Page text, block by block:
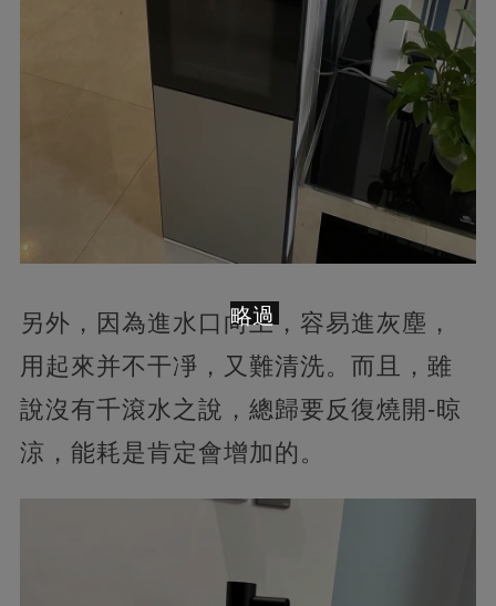
另外，因為進水口向上，容易進灰塵，
用起來并不干凈，又難清洗。而且，雖
說沒有千滾水之說，總歸要反復燒開-晾
涼，能耗是肯定會增加的。
略過